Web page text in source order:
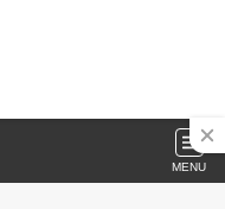
MENU